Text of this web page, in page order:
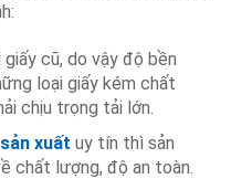
cũ, do vậy độ bền
loại giấy kém chất
chịu trọng tải lớn.
xuất uy tín thì sản
chất lượng, độ an toàn.